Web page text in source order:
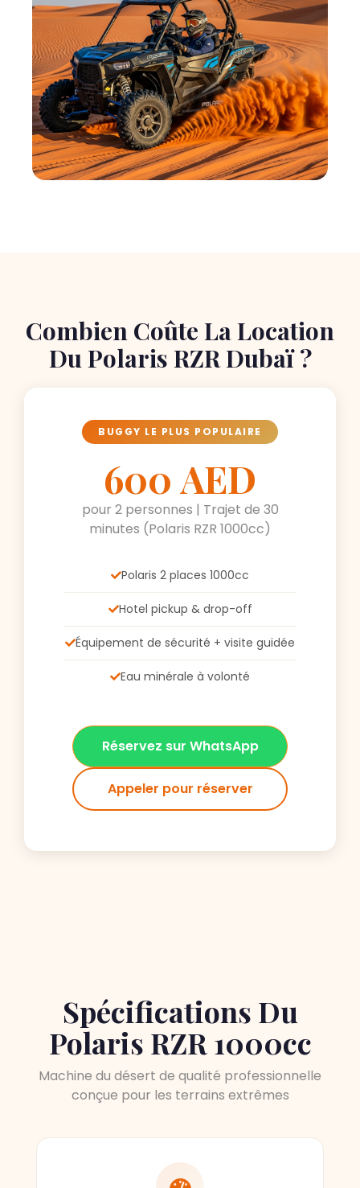
Combien Coûte La Location
Du Polaris RZR Dubaï ?
BUGGY LE PLUS POPULAIRE
600 AED
pour 2 personnes | Trajet de 30
minutes (Polaris RZR 1000cc)
Polaris 2 places 1000cc
Hotel pickup & drop-off
Équipement de sécurité + visite guidée
Eau minérale à volonté
Réservez sur WhatsApp
Appeler pour réserver
Spécifications Du
Polaris RZR 1000cc
Machine du désert de qualité professionnelle
conçue pour les terrains extrêmes